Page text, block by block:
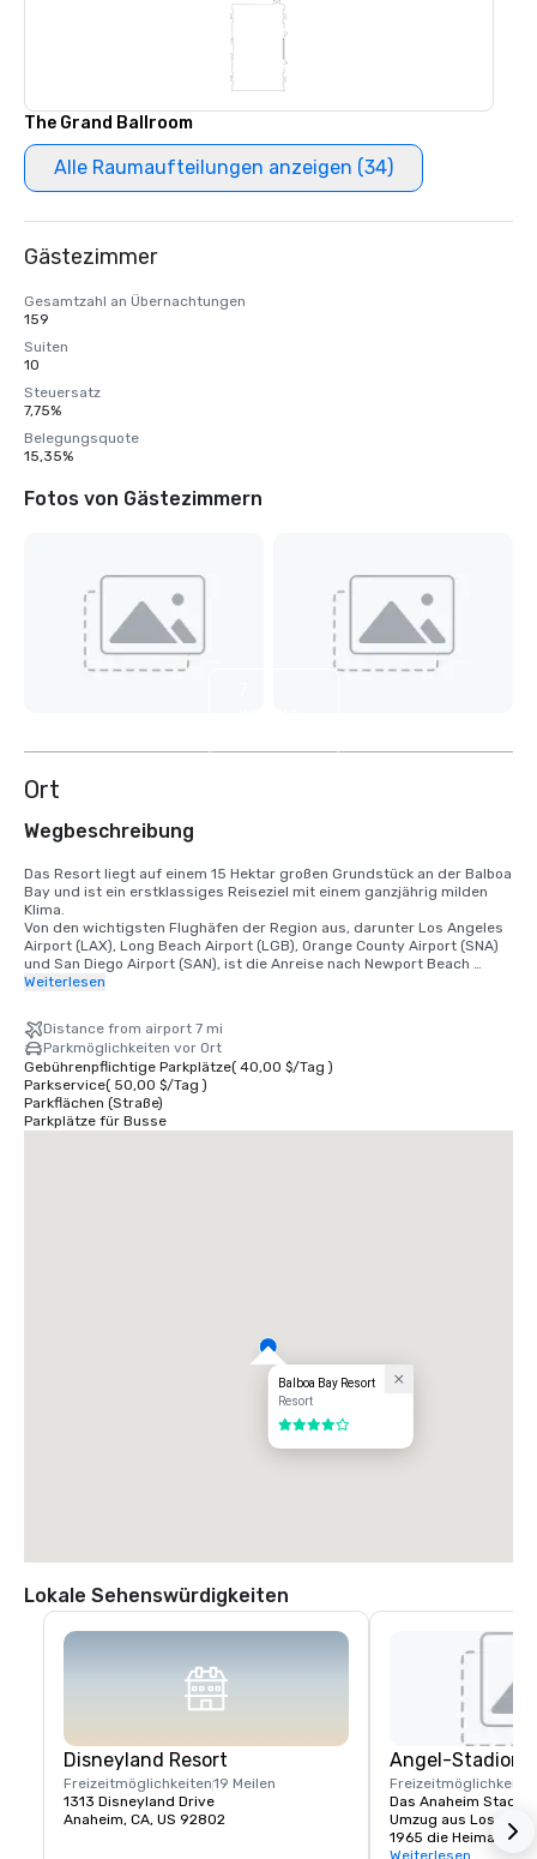
The Grand Ballroom
Alle Raumaufteilungen anzeigen (34)
Gästezimmer
Gesamtzahl an Übernachtungen
159
Suiten
10
Steuersatz
7,75%
Belegungsquote
15,35%
Fotos von Gästezimmern
Ort
Wegbeschreibung
Das Resort liegt auf einem 15 Hektar großen Grundstück an der Balboa
Bay und ist ein erstklassiges Reiseziel mit einem ganzjährig milden
Klima.
Von den wichtigsten Flughäfen der Region aus, darunter Los Angeles
Airport (LAX), Long Beach Airport (LGB), Orange County Airport (SNA)
und San Diego Airport (SAN), ist die Anreise nach Newport Beach
bequem.
• Flughafen Orange County 7 Meilen/15 Minuten
• Flughafen Long Beach 14 Meilen/30 Minuten
• Flughafen Los Angeles 50 Meilen/60 Minuten
• Flughafen San Diego 87 Meilen/90 Minuten
• Anaheim Convention Center 16 Meilen/35 Minuten
Weiterlesen
Distance from airport 7 mi
Parkmöglichkeiten vor Ort
Gebührenpflichtige Parkplätze( 40,00 $/Tag )
Parkservice( 50,00 $/Tag )
Parkflächen (Straße)
Parkplätze für Busse
Balboa Bay Resort
Resort
4 von 5
Lokale Sehenswürdigkeiten
Disneyland Resort
Freizeitmöglichkeiten19 Meilen
1313 Disneyland Drive
Anaheim, CA, US 92802
Angel-Stadion
Freizeitmöglichkeiten
Das Anaheim
Umzug aus Los
1965 die Heimat der